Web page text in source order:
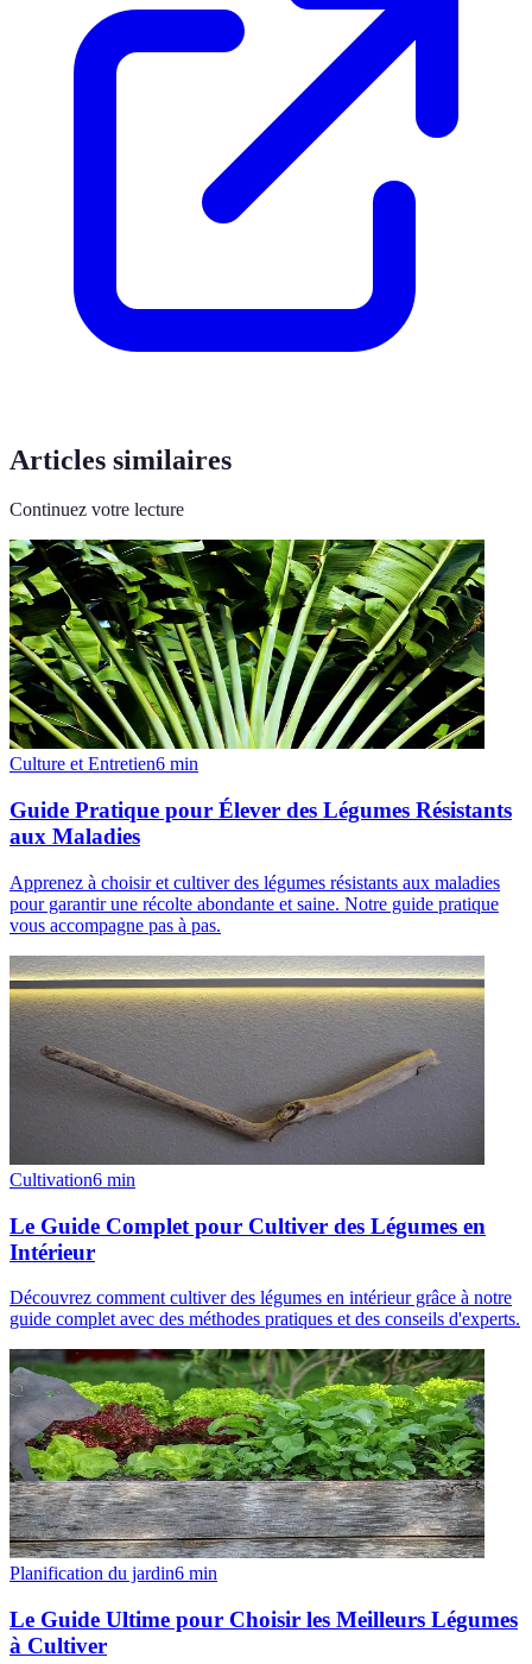
Articles similaires
Continuez votre lecture
Culture et Entretien6 min
Guide Pratique pour Élever des Légumes Résistants
aux Maladies
Apprenez à choisir et cultiver des légumes résistants aux maladies
pour garantir une récolte abondante et saine. Notre guide pratique
vous accompagne pas à pas.
Cultivation6 min
Le Guide Complet pour Cultiver des Légumes en
Intérieur
Découvrez comment cultiver des légumes en intérieur grâce à notre
guide complet avec des méthodes pratiques et des conseils d'experts.
Planification du jardin6 min
Le Guide Ultime pour Choisir les Meilleurs Légumes
à Cultiver